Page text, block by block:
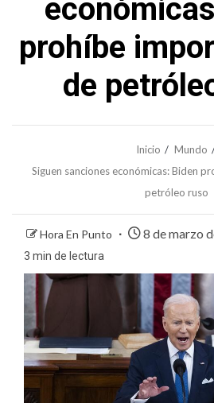
prohíbe
de
Inicio
Mundo
Siguen sanciones económicas: Biden
petróleo ruso
Hora En Punto 8 de marzo
3 min de lectura